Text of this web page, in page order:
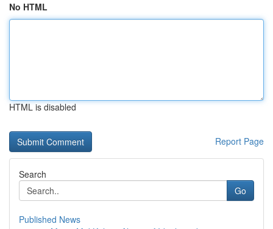
No HTML
HTML is disabled
Report Page
Search
Go
Published News